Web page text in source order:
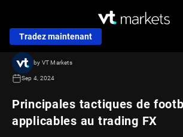
Tradez maintenant
Principales tactiques de
applicables au trading FX
by VT Markets
Sep 4, 2024